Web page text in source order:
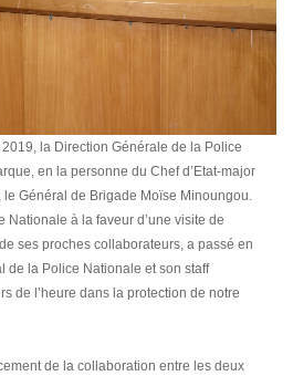
la Direction Générale de la Police
en la personne du Chef d’Etat-major
le Général de Brigade Moïse Minoungou.
Nationale à la faveur d’une visite de
ses proches collaborateurs, a passé en
de la Police Nationale et son staff
de l’heure dans la protection de notre
de la collaboration entre les deux